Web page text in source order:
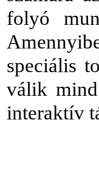
folyó
speciális
válik
interaktív